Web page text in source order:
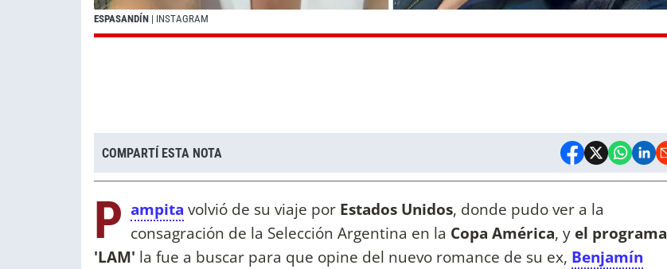
ESPASANDÍN | INSTAGRAM
COMPARTÍ ESTA NOTA
P ampita volvió de su viaje por Estados Unidos, donde pudo ver a la
consagración de la Selección Argentina en la Copa América, y el programa
'LAM' la fue a buscar para que opine del nuevo romance de su ex, Benjamín